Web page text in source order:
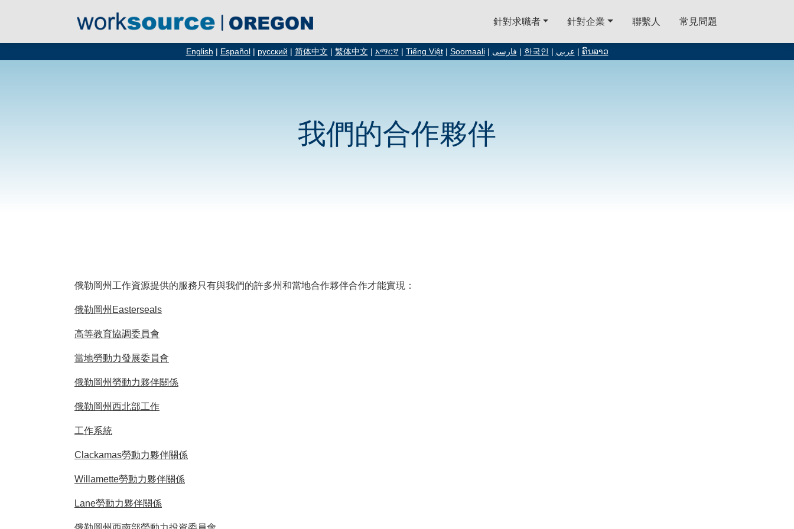
English Español русский 简体中文 繁体中文 አማርኛ Tiếng Việt| Soomaali| فارسی 한국인 عربي ຄົນລາວ
針對求職者 針對企業 聯繫人 常見問題
我們的合作夥伴
俄勒岡州工作資源提供的服務只有與我們的許多州和當地合作夥伴合作才能實現：
俄勒岡州Easterseals
高等教育協調委員會
當地勞動力發展委員會
俄勒岡州勞動力夥伴關係
俄勒岡州西北部工作
工作系統
Clackamas勞動力夥伴關係
Willamette勞動力夥伴關係
Lane勞動力夥伴關係